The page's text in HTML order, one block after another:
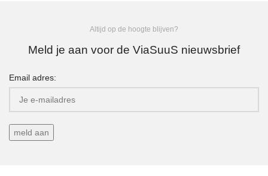
Altijd op de hoogte blijven?
Meld je aan voor de ViaSuuS nieuwsbrief
Email adres: